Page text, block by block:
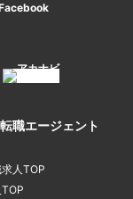
職エージェント
人TOP